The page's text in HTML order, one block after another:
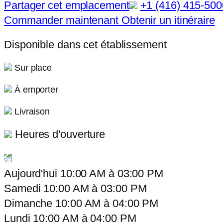
Partager cet emplacement
+1 (416) 415-
Commander maintenant Obtenir un itinéraire
Disponible dans cet établissement
Sur place
À emporter
Livraison
Heures d'ouverture
Aujourd'hui 10:00 AM à03:00 PM
Samedi 10:00 AM à03:00 PM
Dimanche 10:00 AM à04:00 PM
Lundi 10:00 AM à04:00 PM